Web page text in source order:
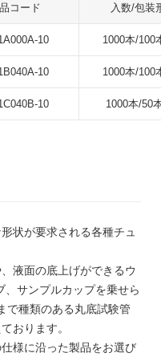
コード 入数/包装
10 1000本/100
10 1000本/100
10 1000本/50
状が要求される各種チュ
液面の底上げができるウ
、サンプルカップを乗せら
で種類のある丸底試験管
おります。
様に沿った製品をお選び